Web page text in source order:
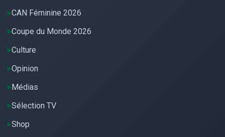
CAN Féminine 2026
Coupe du Monde 2026
Culture
Opinion
Médias
Sélection TV
Shop